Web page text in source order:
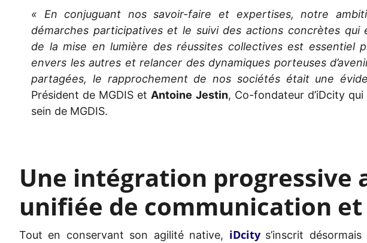
« En conjuguant nos savoir-faire et expertises, notre
démarches participatives et le suivi des actions concrètes qui
de la mise en lumière des réussites collectives est essentiel
envers les autres et relancer des dynamiques porteuses
partagées, le rapprochement de nos sociétés était une
Président de MGDIS et Antoine Jestin, Co-fondateur d’iDcity
sein de MGDIS.
Une intégration progressive
unifiée de communication
Tout en conservant son agilité native, iDcity s’inscrit